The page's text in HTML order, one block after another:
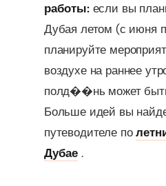
работы:если вы
Дубая летом (с июня
планируйте
воздухе на раннее
полд��нь может
Больше идей вы
путеводителе по
Дубае .